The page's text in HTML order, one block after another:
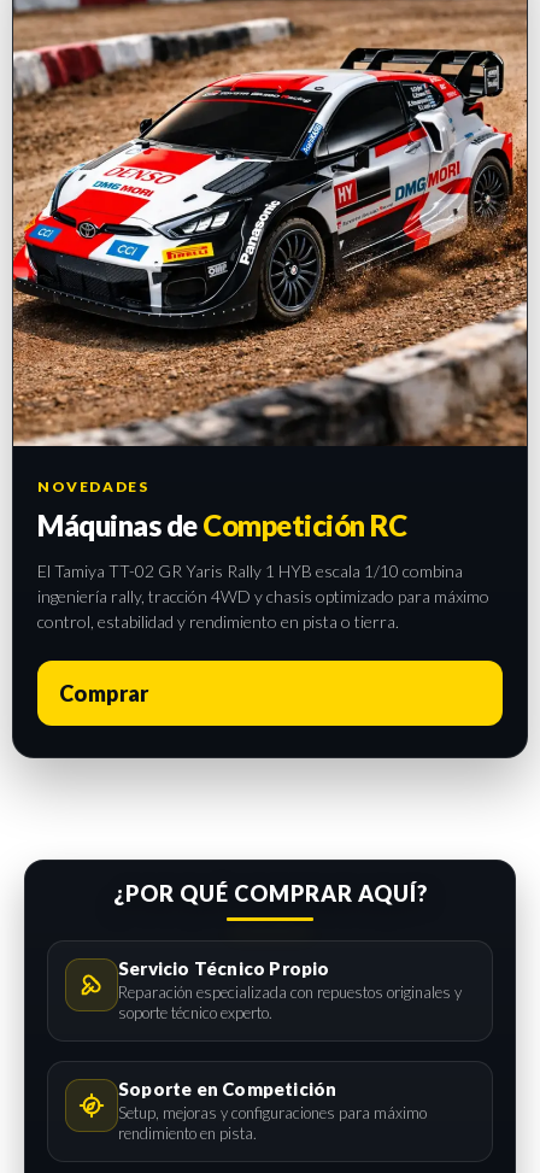
NOVEDADES
Máquinas deCompetición RC
El Tamiya TT-02 GR Yaris Rally 1 HYB escala 1/10 combina
ingeniería rally, tracción 4WD y chasis optimizado para máximo
control, estabilidad y rendimiento en pista o tierra.
Comprar
¿POR QUÉ COMPRAR AQUÍ?
Servicio Técnico Propio
Reparación especializada con repuestos originales y
soporte técnico experto.
Soporte en Competición
Setup, mejoras y configuraciones para máximo
rendimiento en pista.